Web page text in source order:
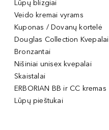
Lūpų blizgiai
Veido kremai vyrams
Kuponas / Dovanų kortelė
Douglas Collection Kvepalai
Bronzantai
Nišiniai unisex kvepalai
Skaistalai
ERBORIAN BB ir CC kremas
Lūpų pieštukai